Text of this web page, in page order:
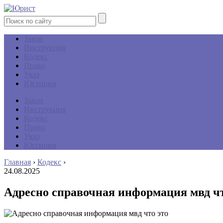
Главная › Кодекс ›
24.08.2025
Адресно справочная информация мвд